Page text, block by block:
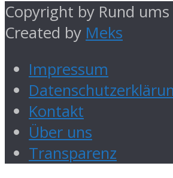
Copyright by Rund ums
Created by Meks
Impressum
Kontakt
Über uns
Transparenz